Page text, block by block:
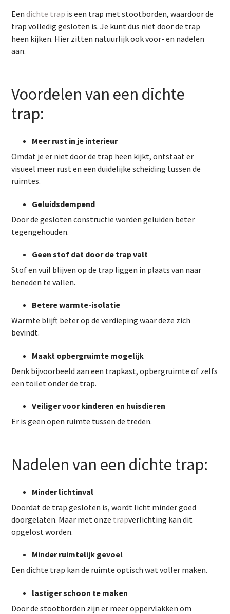
Eendichte trap is een trap met stootborden, waardoor de
trap volledig gesloten is. Je kunt dus niet door de trap
heen kijken. Hier zitten natuurlijk ook voor- en nadelen
aan.
Voordelen van een dichte
trap:
Meer rust in je interieur
Omdat je er niet door de trap heen kijkt, ontstaat er
visueel meer rust en een duidelijke scheiding tussen de
ruimtes.
Geluidsdempend
Door de gesloten constructie worden geluiden beter
tegengehouden.
Geen stof dat door de trap valt
Stof en vuil blijven op de trap liggen in plaats van naar
beneden te vallen.
Betere warmte-isolatie
Warmte blijft beter op de verdieping waar deze zich
bevindt.
Maakt opbergruimte mogelijk
Denk bijvoorbeeld aan een trapkast, opbergruimte of zelfs
een toilet onder de trap.
Veiliger voor kinderen en huisdieren
Er is geen open ruimte tussen de treden.
Nadelen van een dichte trap:
Minder lichtinval
Doordat de trap gesloten is, wordt licht minder goed
doorgelaten. Maar met onze trapverlichting kan dit
opgelost worden.
Minder ruimtelijk gevoel
Een dichte trap kan de ruimte optisch wat voller maken.
lastiger schoon te maken
Door de stootborden zijn er meer oppervlakken om